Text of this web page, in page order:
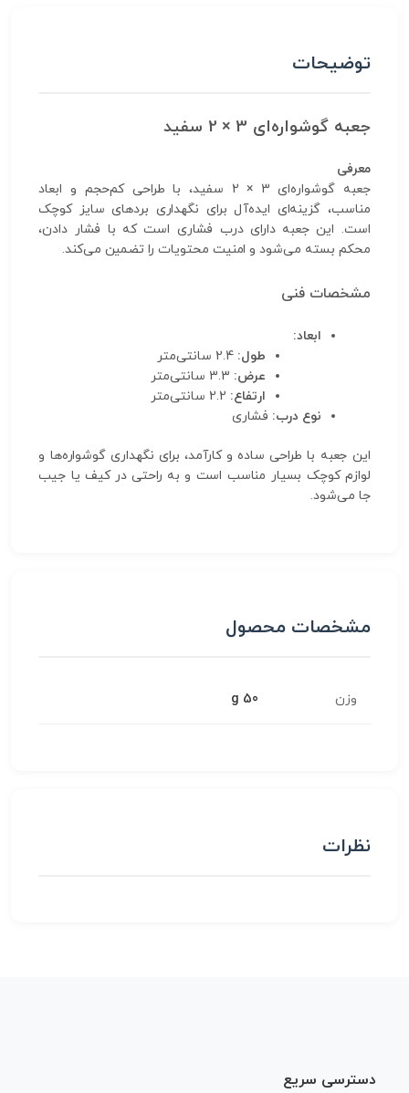
توضیحات
جعبه گوشواره‌ای 3 × 2 سفید
معرفی
جعبه گوشواره‌ای 3 × 2 سفید، با طراحی کم‌حجم و ابعاد
مناسب، گزینه‌ای ایده‌آل برای نگهداری بردهای سایز کوچک
است. این جعبه دارای درب فشاری است که با فشار دادن،
محکم بسته می‌شود و امنیت محتویات را تضمین می‌کند.
مشخصات فنی
ابعاد:
طول: 2.4 سانتی‌متر
عرض:
ارتفاع:
نوع درب: فشاری
این جعبه با طراحی ساده و کارآمد، برای نگهداری گوشواره‌ها و
لوازم کوچک بسیار مناسب است و به راحتی در کیف یا جیب
جا می‌شود.
مشخصات محصول
وزن 50 g
نظرات
دسترسی سریع